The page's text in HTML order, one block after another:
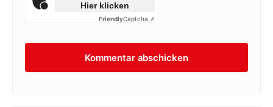
Hier klicken
FriendlyCaptcha ⇗